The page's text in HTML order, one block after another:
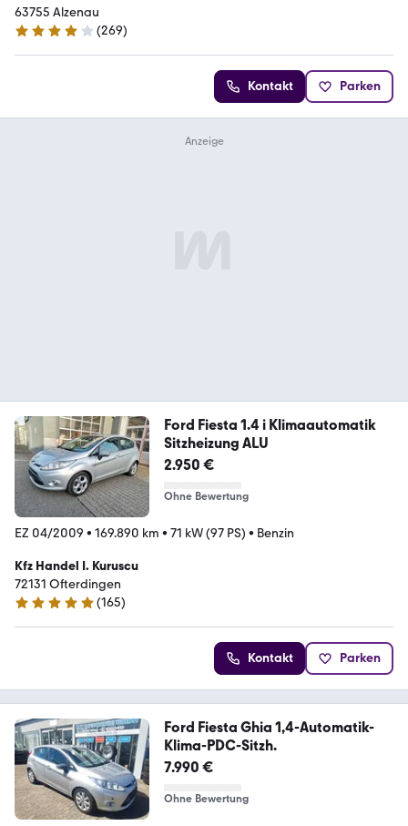
63755 Alzenau
3.8 Sterne
(269)
Kontakt Parken
Ford Fiesta 1.4 i Klimaautomatik
Sitzheizung ALU
2.950 €
Ohne Bewertung
EZ 04/2009 • 169.890 km • 71 kW (97 PS) • Benzin
Kfz Handel I. Kuruscu
72131 Ofterdingen
5 Sterne
(165)
Kontakt Parken
Ford Fiesta Ghia 1,4-Automatik-
Klima-PDC-Sitzh.
7.990 €
Ohne Bewertung